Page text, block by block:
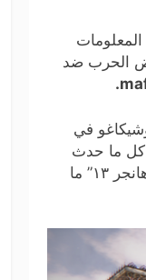
الحرب ضد
في
شك. مع كل ما حدث
مطور لعبة “هانجر ١٣” ما